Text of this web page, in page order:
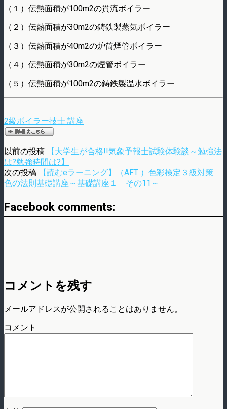
（１）伝熱面積が100m2の貫流ボイラー
（２）伝熱面積が30m2の鋳鉄製蒸気ボイラー
（３）伝熱面積が40m2の炉筒煙管ボイラー
（４）伝熱面積が30m2の煙管ボイラー
（５）伝熱面積が100m2の鋳鉄製温水ボイラー
2級ボイラー技士 講座
以前の投稿
【大学生が合格!!気象予報士試験体験談～勉強法
は?勉強時間は?】
次の投稿
【読むeラーニング】（AFT ）色彩検定３級対策
色の法則基礎講座～基礎講座１ その11～
Facebook comments:
コメントを残す
メールアドレスが公開されることはありません。
コメント